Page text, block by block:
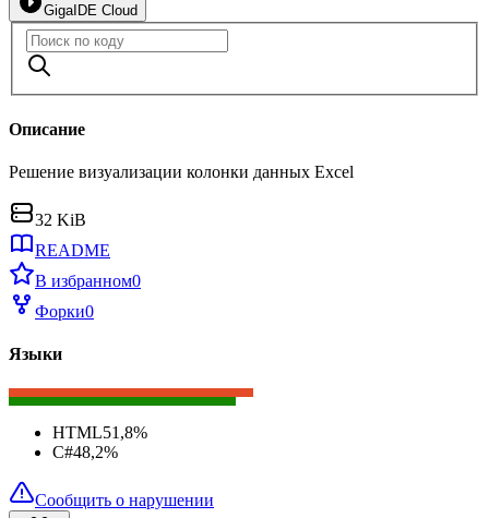
GigaIDE Cloud
Описание
Решение визуализации колонки данных Excel
32 KiB
README
В избранном0
Форки0
Языки
HTML51,8%
C#48,2%
Сообщить о нарушении